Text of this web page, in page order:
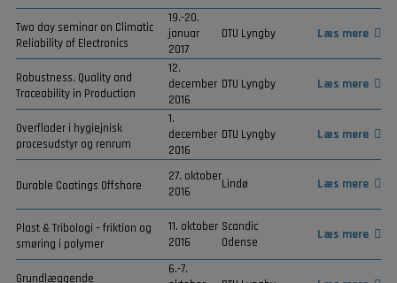
Two day seminar on Climatic
Reliability of Electronics
19.-20.
januar
2017
DTU Lyngby Læs mere
Robustness, Quality and
Traceability in Production
12.
december
2016
DTU Lyngby Læs mere
Overflader i hygiejnisk
procesudstyr og renrum
1.
december
2016
DTU Lyngby Læs mere
Durable Coatings Offshore
27. oktober
2016
Lindø Læs mere
Plast & Tribologi – friktion og
smøring i polymer
11. oktober
2016
Scandic
Odense
Læs mere
Grundlæggende
6.-7.